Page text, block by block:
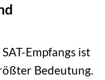
Empfangs ist
Bedeutung.